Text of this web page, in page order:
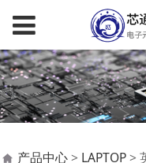
产品中心> LAPTOP>